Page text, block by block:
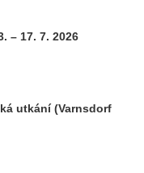
– 17. 7. 2026
utkání (Varnsdorf